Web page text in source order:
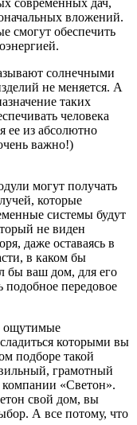
вложений.
смогут обеспечить
солнечными
не меняется. А
таких
человека
ее из абсолютно
важно!)
могут получать
которые
системы будут
не виден
даже оставаясь в
в каком бы
бы ваш дом, для его
подобное передовое
ощутимые
которыми вы
подборе такой
грамотный
«Светон».
свой дом, вы
А все потому, что